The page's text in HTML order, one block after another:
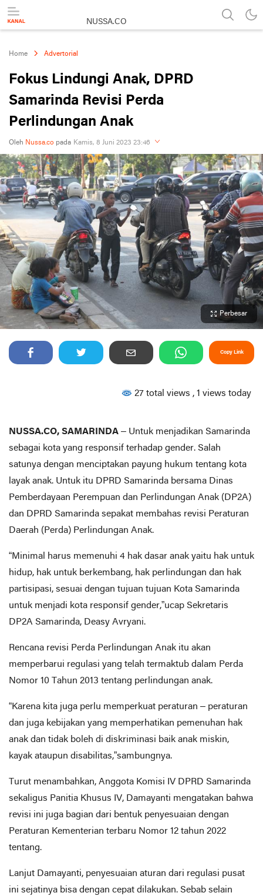
NUSSA.CO
Home Advertorial
Fokus Lindungi Anak, DPRD
Samarinda Revisi Perda
Perlindungan Anak
Oleh Nussa.co pada Kamis, 8 Juni 2023 23:46
Perbesar
Copy Link
27 total views , 1 views today
NUSSA.CO, SAMARINDA – Untuk menjadikan Samarinda
sebagai kota yang responsif terhadap gender. Salah
satunya dengan menciptakan payung hukum tentang kota
layak anak. Untuk itu DPRD Samarinda bersama Dinas
Pemberdayaan Perempuan dan Perlindungan Anak (DP2A)
dan DPRD Samarinda sepakat membahas revisi Peraturan
Daerah (Perda) Perlindungan Anak.
“Minimal harus memenuhi 4 hak dasar anak yaitu hak untuk
hidup, hak untuk berkembang, hak perlindungan dan hak
partisipasi, sesuai dengan tujuan tujuan Kota Samarinda
untuk menjadi kota responsif gender,”ucap Sekretaris
DP2A Samarinda, Deasy Avryani.
Rencana revisi Perda Perlindungan Anak itu akan
memperbarui regulasi yang telah termaktub dalam Perda
Nomor 10 Tahun 2013 tentang perlindungan anak.
“Karena kita juga perlu memperkuat peraturan – peraturan
dan juga kebijakan yang memperhatikan pemenuhan hak
anak dan tidak boleh di diskriminasi baik anak miskin,
kayak ataupun disabilitas,”sambungnya.
Turut menambahkan, Anggota Komisi IV DPRD Samarinda
sekaligus Panitia Khusus IV, Damayanti mengatakan bahwa
revisi ini juga bagian dari bentuk penyesuaian dengan
Peraturan Kementerian terbaru Nomor 12 tahun 2022
tentang.
Lanjut Damayanti, penyesuaian aturan dari regulasi pusat
ini sejatinya bisa dengan cepat dilakukan. Sebab selain